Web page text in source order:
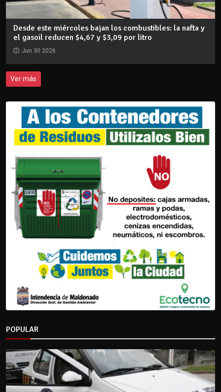
Desde este miércoles bajan los combustibles: la nafta y
el gasoil reducen $4,67 y $3,09 por litro
Jun 30 2026
Ver más
POPULAR